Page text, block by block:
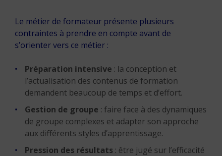
Le métier de formateur présente plusieurs
contraintes à prendre en compte avant de
s’orienter vers ce métier :
Préparation intensive : la conception et
l’actualisation des contenus de formation
demandent beaucoup de temps et d’effort.
Gestion de groupe : faire face à des dynamiques
de groupe complexes et adapter son approche
aux différents styles d’apprentissage.
Pression des résultats : être jugé sur l’efficacité